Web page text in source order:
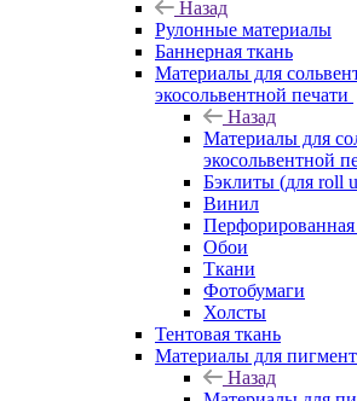
Назад
Рулонные материалы
Баннерная ткань
Материалы для
экосольвентной печати
Назад
Материалы для
экосольвентной
Бэклиты (для roll
Винил
Перфорированная
Обои
Ткани
Фотобумаги
Холсты
Тентовая ткань
Материалы для
Назад